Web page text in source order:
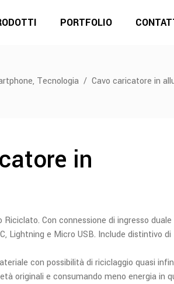
PORTFOLIO
, Tecnologia / Cavo caricatore in
in
Con connessione di ingresso duale
Lightning e Micro USB. Include distintivo di
con possibilità di riciclaggio quasi
originali e consumando meno energia in